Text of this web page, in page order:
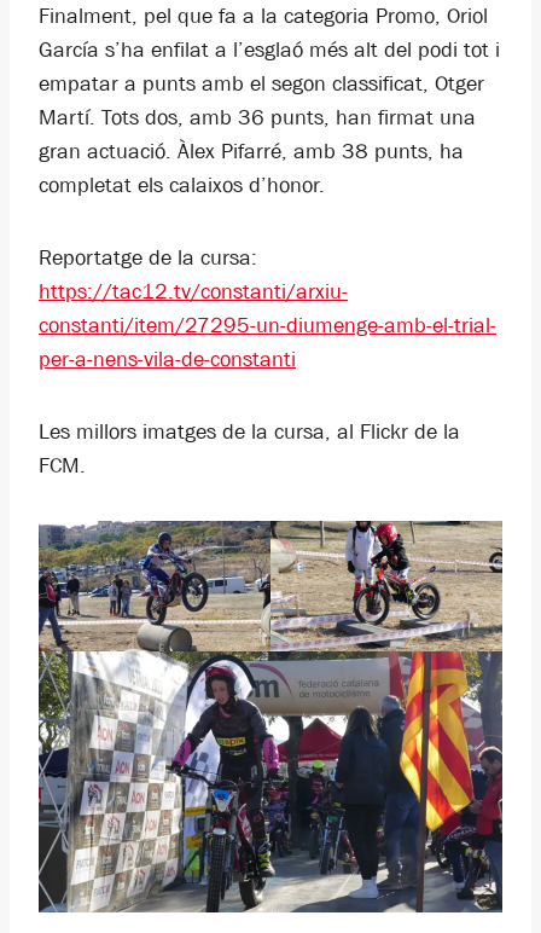
Finalment, pel que fa a la categoria Promo, Oriol
García s’ha enfilat a l’esglaó més alt del podi tot i
empatar a punts amb el segon classificat, Otger
Martí. Tots dos, amb 36 punts, han firmat una
gran actuació. Àlex Pifarré, amb 38 punts, ha
completat els calaixos d’honor.
Reportatge de la cursa:
https://tac12.tv/constanti/arxiu-
constanti/item/27295-un-diumenge-amb-el-trial-
per-a-nens-vila-de-constanti
Les millors imatges de la cursa, al Flickr de la
FCM.